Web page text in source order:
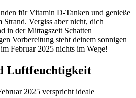
für Vitamin D-Tanken und genieße
Strand. Vergiss aber nicht, dich
in der Mittagszeit Schatten
Vorbereitung steht deinem sonnigen
Februar 2025 nichts im Wege!
Luftfeuchtigkeit
2025 verspricht ideale